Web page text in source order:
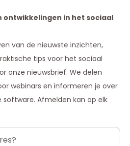
ontwikkelingen in het sociaal
van de nieuwste inzichten,
tips voor het sociaal
onze nieuwsbrief. We delen
webinars en informeren je over
Afmelden kan op elk